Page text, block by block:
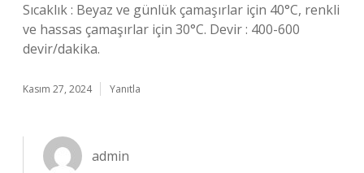
Sıcaklık : Beyaz ve günlük çamaşırlar için 40°C, renkli
ve hassas çamaşırlar için 30°C. Devir : 400-600
devir/dakika.
Kasım 27, 2024 Yanıtla
admin